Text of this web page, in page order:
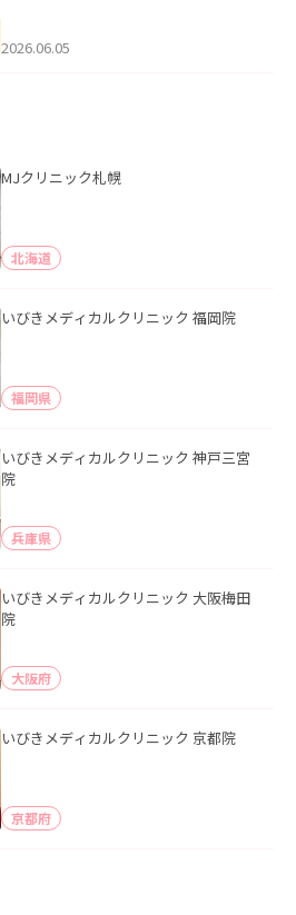
2026.06.05
MJクリニック札幌
北海道
いびきメディカルクリニック 福岡院
福岡県
いびきメディカルクリニック 神戸三宮
院
兵庫県
いびきメディカルクリニック 大阪梅田
院
大阪府
いびきメディカルクリニック 京都院
京都府